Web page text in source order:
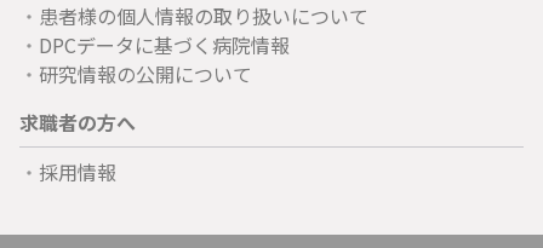
患者様の個人情報の取り扱いについて
DPCデータに基づく病院情報
研究情報の公開について
求職者の方へ
採用情報